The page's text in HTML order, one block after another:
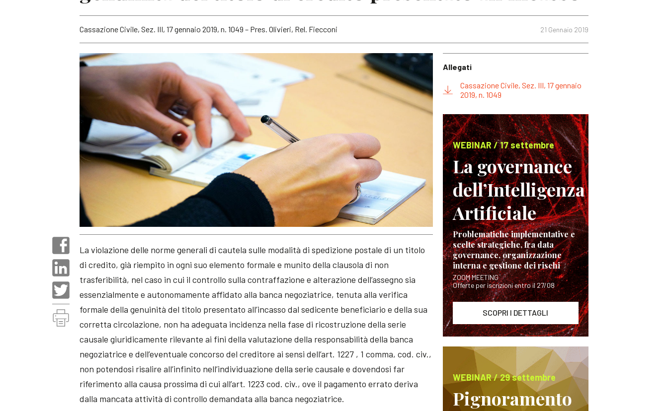
21 Gennaio 2019
Cassazione Civile, Sez. III, 17 gennaio 2019, n. 1049 – Pres. Olivieri, Rel. Fiecconi
La violazione delle norme generali di cautela sulle modalità di spedizione postale di un titolo
di credito, già riempito in ogni suo elemento formale e munito della clausola di non
trasferibilità, nel caso in cui il controllo sulla contraffazione e alterazione dell’assegno sia
essenzialmente e autonomamente affidato alla banca negoziatrice, tenuta alla verifica
formale della genuinità del titolo presentato all’incasso dal sedicente beneficiario e della sua
corretta circolazione, non ha adeguata incidenza nella fase di ricostruzione della serie
causale giuridicamente rilevante ai fini della valutazione della responsabilità della banca
negoziatrice e dell’eventuale concorso del creditore ai sensi dell’art. 1227 , 1 comma, cod. civ.,
non potendosi risalire all’infinito nell’individuazione della serie causale e dovendosi far
riferimento alla causa prossima di cui all’art. 1223 cod. civ., ove il pagamento errato deriva
dalla mancata attività di controllo demandata alla banca negoziatrice.
Allegati
Cassazione Civile, Sez. III, 17 gennaio
2019, n. 1049
WEBINAR / 17 settembre
La governance
dell’Intelligenza
Artificiale
Problematiche implementative e
scelte strategiche, fra data
governance, organizzazione
interna e gestione dei rischi
ZOOM MEETING
Offerte per iscrizioni entro il 27/08
SCOPRI I DETTAGLI
WEBINAR / 29 settembre
Pignoramento